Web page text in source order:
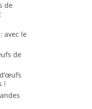
de
avec le
de
!